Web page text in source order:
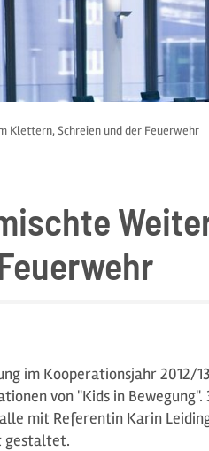
Klettern, Schreien und der Feuerwehr
im Kooperationsjahr 2012/
von "Kids in
mit Referentin Karin
gestaltet.